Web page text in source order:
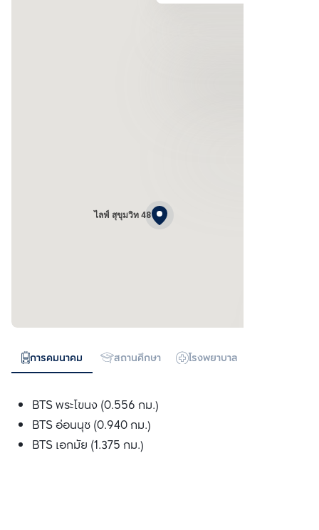
ไลฟ์ สุขุมวิท 48
การคมนาคม สถานศึกษา โรงพยาบาล
BTS พระโขนง (0.556 กม.)
BTS อ่อนนุช (0.940 กม.)
BTS เอกมัย (1.375 กม.)